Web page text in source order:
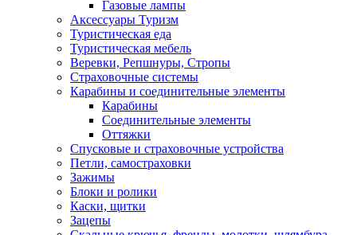
Газовые лампы
Аксессуары Туризм
Туристическая еда
Туристическая мебель
Веревки, Репшнуры, Стропы
Страховочные системы
Карабины и соединительные элементы
Карабины
Соединительные элементы
Оттяжки
Спусковые и страховочные устройства
Петли, самостраховки
Зажимы
Блоки и ролики
Каски, щитки
Зацепы